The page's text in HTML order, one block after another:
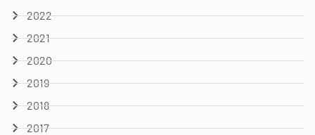
2022
2021
2020
2019
2018
2017